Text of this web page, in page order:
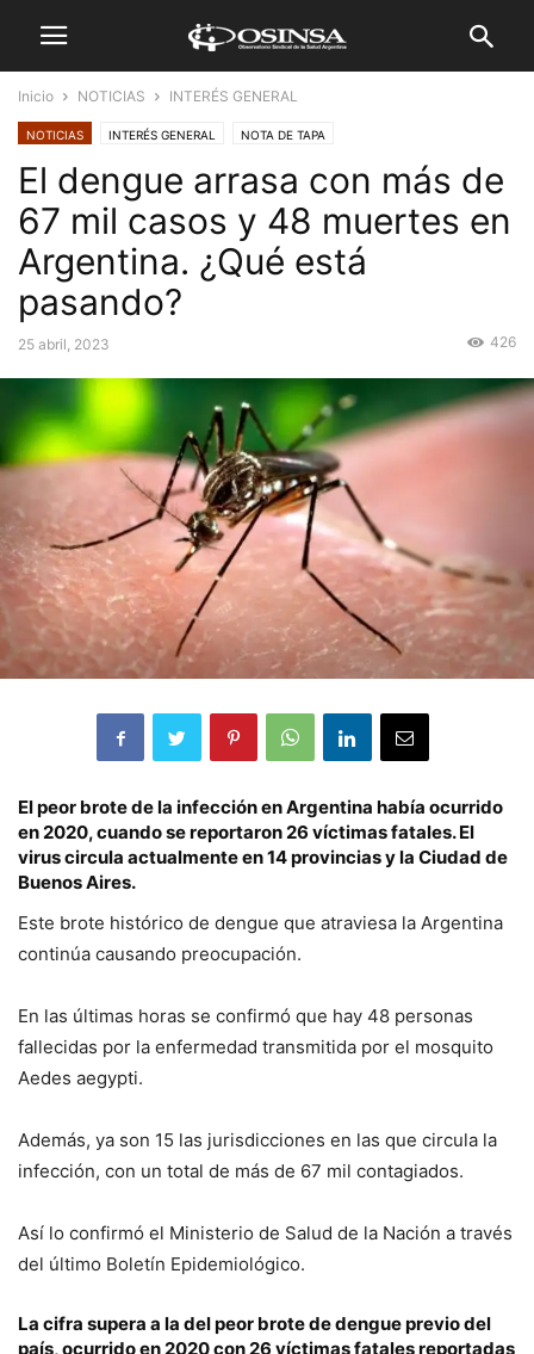
Inicio NOTICIAS INTERÉS GENERAL
NOTICIAS INTERÉS GENERAL NOTA DE TAPA
El dengue arrasa con más de
67 mil casos y 48 muertes en
Argentina. ¿Qué está
pasando?
25 abril, 2023 426
El peor brote de la infección en Argentina había ocurrido
en 2020, cuando se reportaron 26 víctimas fatales. El
virus circula actualmente en 14 provincias y la Ciudad de
Buenos Aires.
Este brote histórico de dengue que atraviesa la Argentina
continúa causando preocupación.
En las últimas horas se confirmó que hay 48 personas
fallecidas por la enfermedad transmitida por el mosquito
Aedes aegypti.
Además, ya son 15 las jurisdicciones en las que circula la
infección, con un total de más de 67 mil contagiados.
Así lo confirmó el Ministerio de Salud de la Nación a través
del último Boletín Epidemiológico.
La cifra supera a la del peor brote de dengue previo del
país, ocurrido en 2020 con 26 víctimas fatales reportadas